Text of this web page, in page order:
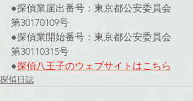
●探偵業届出番号：東京都公安委員会
第30170109号
●探偵業開始番号：東京都公安委員会
第30110315号
●探偵八王子のウェブサイト はこちら
探偵日誌